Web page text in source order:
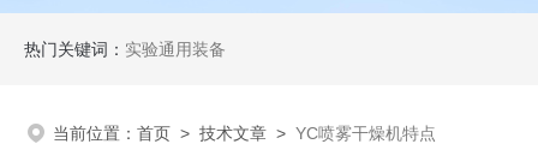
热门关键词： 实验通用装备
当前位置： 首页 > 技术文章 > YC喷雾干燥机特点